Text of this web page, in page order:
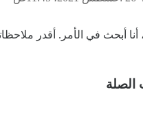
، أنا أبحث في الأمر. أقدر
الصلة